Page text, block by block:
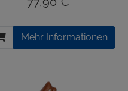
Mehr Informationen